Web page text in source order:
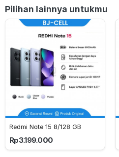
Pilihan lainnya untukmu
Redmi Note 15 8/128 GB
Rp3.199.000